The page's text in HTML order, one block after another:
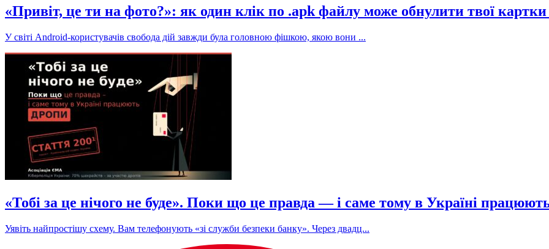
«Привіт, це ти на фото?»: як один клік по .apk файлу може обнулити твої картки
У світі Android-користувачів свобода дій завжди була головною фішкою, якою вони ...
«Тобі за це нічого не буде». Поки що це правда — і саме тому в Україні
Уявіть найпростішу схему. Вам телефонують «зі служби безпеки банку». Через двадц...